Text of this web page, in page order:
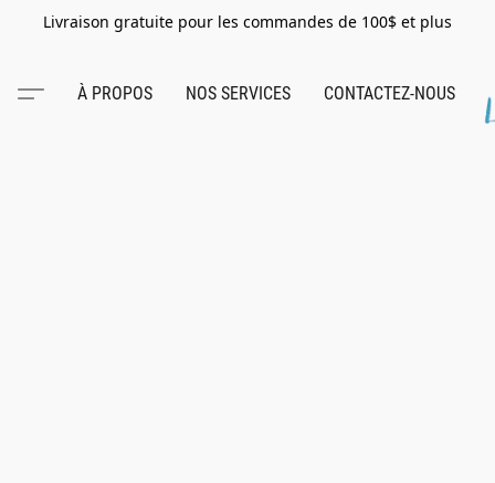
Livraison gratuite pour les commandes de 100$ et plus
À PROPOS NOS SERVICES CONTACTEZ-NOUS